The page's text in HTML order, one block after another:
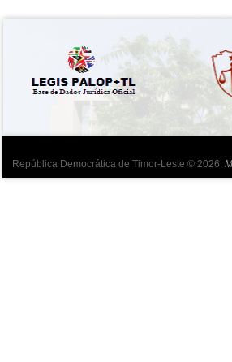
República Democrática de Timor-Leste © 2026,